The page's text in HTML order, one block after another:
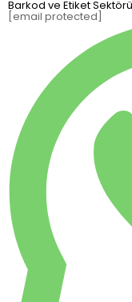
Barkod ve Etiket
[email protected]